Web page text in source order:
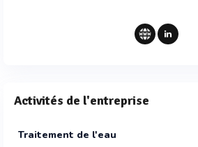
Activités de l'entreprise
Traitement de l'eau